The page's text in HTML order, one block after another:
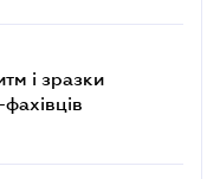
і зразки